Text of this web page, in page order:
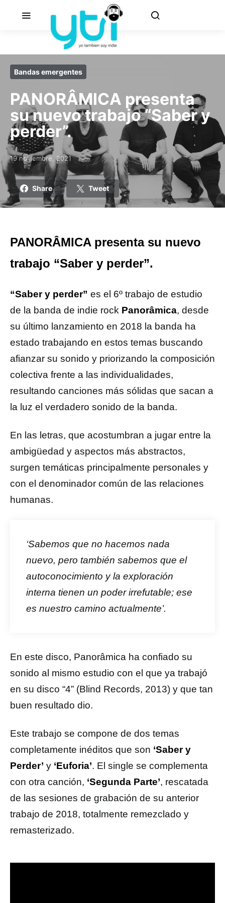
Bandas emergentes
PANORÂMICA presenta
su nuevo trabajo “Saber y
perder”.
Posted on
19 noviembre, 2021
Share Tweet
PANORÂMICA presenta su nuevo
trabajo “Saber y perder”.
“Saber y perder” es el 6º trabajo de estudio
de la banda de indie rock Panorâmica, desde
su último lanzamiento en 2018 la banda ha
estado trabajando en estos temas buscando
afianzar su sonido y priorizando la composición
colectiva frente a las individualidades,
resultando canciones más sólidas que sacan a
la luz el verdadero sonido de la banda.
En las letras, que acostumbran a jugar entre la
ambigüedad y aspectos más abstractos,
surgen temáticas principalmente personales y
con el denominador común de las relaciones
humanas.
‘Sabemos que no hacemos nada
nuevo, pero también sabemos que el
autoconocimiento y la exploración
interna tienen un poder irrefutable; ese
es nuestro camino actualmente’.
En este disco, Panorâmica ha confiado su
sonido al mismo estudio con el que ya trabajó
en su disco “4” (Blind Records, 2013) y que tan
buen resultado dio.
Este trabajo se compone de dos temas
completamente inéditos que son ‘Saber y
Perder’ y ‘Euforia’. El single se complementa
con otra canción, ‘Segunda Parte’, rescatada
de las sesiones de grabación de su anterior
trabajo de 2018, totalmente remezclado y
remasterizado.